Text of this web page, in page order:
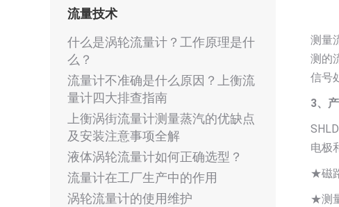
测量
测的
信号
3、
电极
★磁
★测
流量技术
什么是涡轮流量计？工作原理是什
么？
流量计不准确是什么原因？上衡流
量计四大排查指南
上衡涡街流量计测量蒸汽的优缺点
及安装注意事项全解
液体涡轮流量计如何正确选型？
流量计在工厂生产中的作用
涡轮流量计的使用维护